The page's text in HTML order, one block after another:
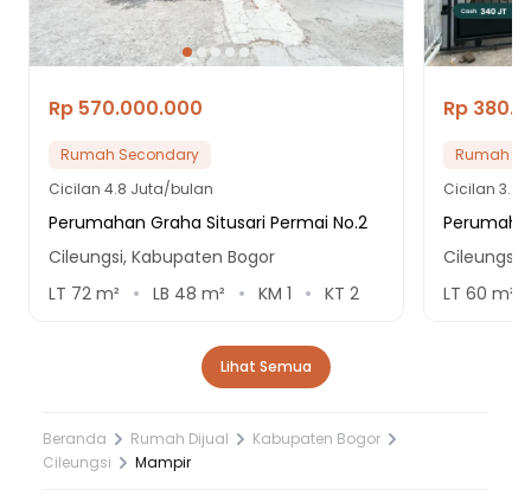
Rp 570.000.000
Rumah Secondary
Cicilan 4.8 Juta/bulan
Perumahan Graha Situsari Permai No.2
Cileungsi, Kabupaten Bogor
LT 72 m² LB 48 m² KM 1 KT 2
Rp
Rumah
Cicilan 3.2
Cileungsi,
LT 60 m²
Lihat Semua
Beranda Rumah Dijual
Kabupaten Bogor
Cileungsi
Mampir